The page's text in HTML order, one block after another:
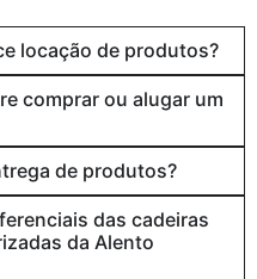
locação de produtos?
comprar ou alugar um
de produtos?
das cadeiras
da Alento